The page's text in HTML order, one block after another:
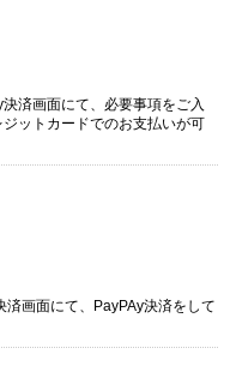
済画面にて、必要事項をご入
ットカードでのお支払いが可
画面にて、PayPAy決済をして